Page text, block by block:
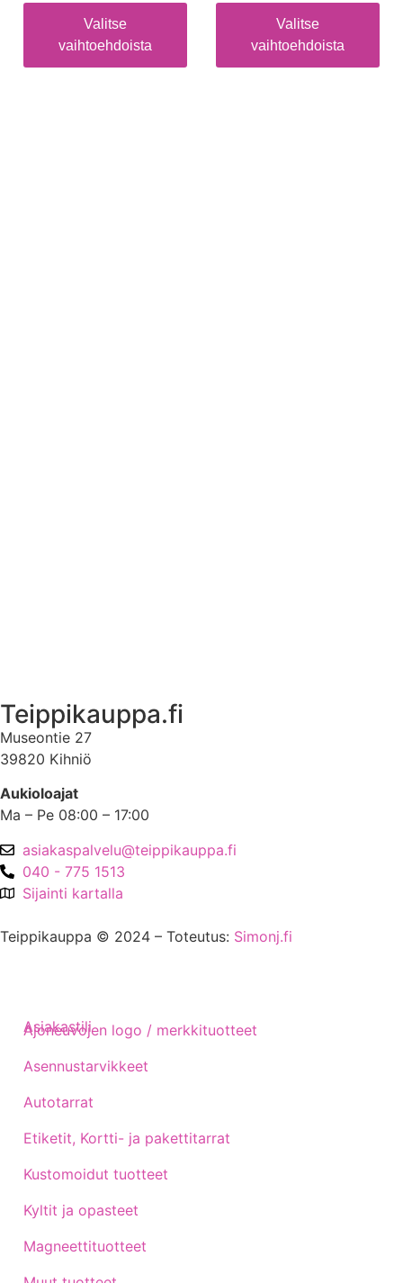
Valitse
vaihtoehdoista
Valitse
vaihtoehdoista
Teippikauppa.fi
Museontie 27
39820 Kihniö
Aukioloajat
Ma – Pe 08:00 – 17:00
asiakaspalvelu@teippikauppa.fi
040 - 775 1513
Sijainti kartalla
Teippikauppa © 2024 – Toteutus: Simonj.fi
Ajoneuvojen logo / merkkituotteet
Asennustarvikkeet
Autotarrat
Etiketit, Kortti- ja pakettitarrat
Kustomoidut tuotteet
Kyltit ja opasteet
Magneettituotteet
Asiakastili